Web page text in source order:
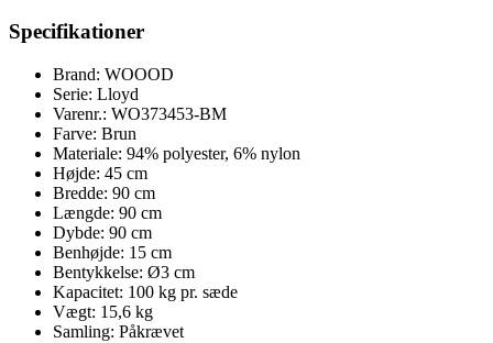
Specifikationer
Brand: WOOOD
Serie: Lloyd
Varenr.: WO373453-BM
Farve: Brun
Materiale: 94% polyester, 6% nylon
Højde: 45 cm
Bredde: 90 cm
Længde: 90 cm
Dybde: 90 cm
Benhøjde: 15 cm
Bentykkelse: Ø3 cm
Kapacitet: 100 kg pr. sæde
Vægt: 15,6 kg
Samling: Påkrævet